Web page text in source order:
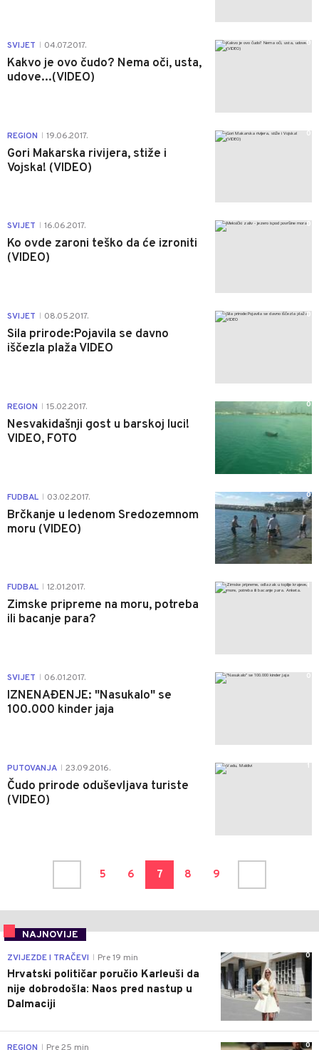
SVIJET 04.07.2017.
Kakvo je ovo čudo? Nema oči, usta,
udove...(VIDEO)
0
REGION 19.06.2017.
Gori Makarska rivijera, stiže i
Vojska! (VIDEO)
0
SVIJET 16.06.2017.
Ko ovde zaroni teško da će izroniti
(VIDEO)
0
SVIJET 08.05.2017.
Sila prirode:Pojavila se davno
iščezla plaža VIDEO
0
REGION 15.02.2017.
Nesvakidašnji gost u barskoj luci!
VIDEO, FOTO
0
FUDBAL 03.02.2017.
Brčkanje u ledenom Sredozemnom
moru (VIDEO)
0
FUDBAL 12.01.2017.
Zimske pripreme na moru, potreba
ili bacanje para?
1
SVIJET 06.01.2017.
IZNENAĐENJE: "Nasukalo" se
100.000 kinder jaja
0
PUTOVANJA 23.09.2016.
Čudo prirode oduševljava turiste
(VIDEO)
1
5 6 7 8 9
NAJNOVIJE
0
ZVIJEZDE I TRAČEVI Pre 19 min
Hrvatski političar poručio Karleuši da
nije dobrodošla: Naos pred nastup u
Dalmaciji
0
REGION Pre 25 min